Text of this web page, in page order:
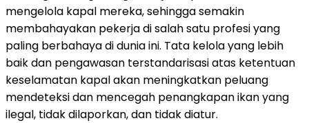
mengelola kapal mereka, sehingga semakin
membahayakan pekerja di salah satu profesi yang
paling berbahaya di dunia ini. Tata kelola yang lebih
baik dan pengawasan terstandarisasi atas ketentuan
keselamatan kapal akan meningkatkan peluang
mendeteksi dan mencegah penangkapan ikan yang
ilegal, tidak dilaporkan, dan tidak diatur.